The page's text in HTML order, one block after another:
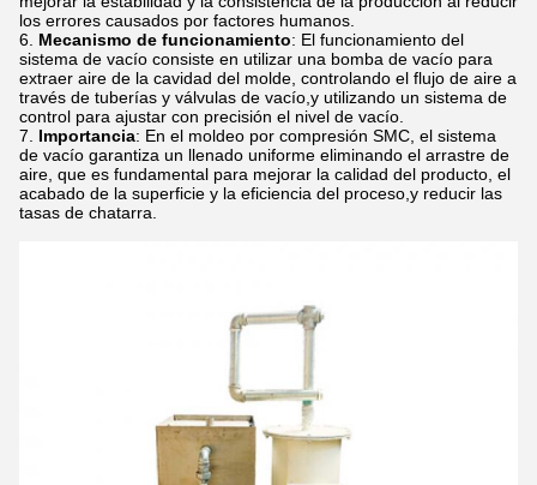
los errores causados por factores humanos.
Mecanismo de funcionamiento: El funcionamiento del
sistema de vacío consiste en utilizar una bomba de vacío para
extraer aire de la cavidad del molde, controlando el flujo de aire a
través de tuberías y válvulas de vacío,y utilizando un sistema de
control para ajustar con precisión el nivel de vacío.
Importancia: En el moldeo por compresión SMC, el sistema
de vacío garantiza un llenado uniforme eliminando el arrastre de
aire, que es fundamental para mejorar la calidad del producto, el
acabado de la superficie y la eficiencia del proceso,y reducir las
tasas de chatarra.